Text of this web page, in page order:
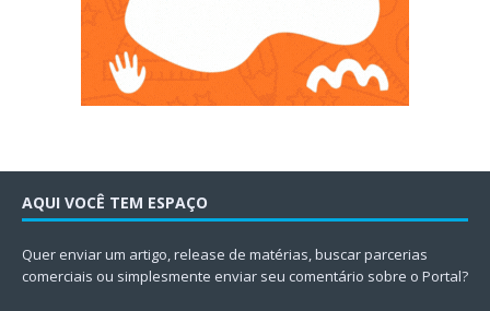
AQUI VOCÊ TEM ESPAÇO
Quer enviar um artigo, release de matérias, buscar parcerias
comerciais ou simplesmente enviar seu comentário sobre o Portal?